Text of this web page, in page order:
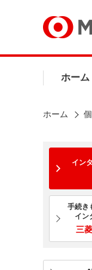
ホーム
ホーム
イン
手続き
イン
三